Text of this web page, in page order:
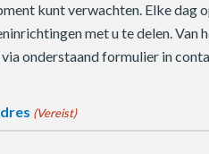
kunt verwachten. Elke dag
met u te delen. Van
onderstaand formulier in
(Vereist)